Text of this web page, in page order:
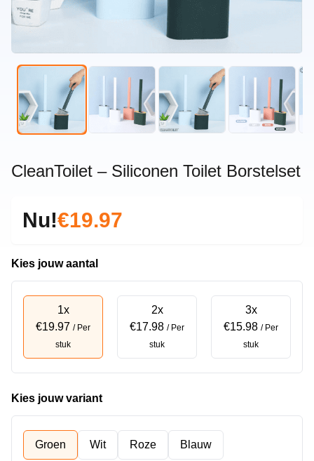
CleanToilet – Siliconen Toilet Borstelset
Nu!€19.97
Kies jouw aantal
1x
€19.97 / Per
stuk
2x
€17.98 / Per
stuk
3x
€15.98 / Per
stuk
Kies jouw variant
Groen Wit Roze Blauw